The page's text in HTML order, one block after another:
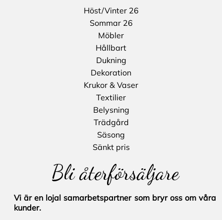
Höst/Vinter 26
Sommar 26
Möbler
Hållbart
Dukning
Dekoration
Krukor & Vaser
Textilier
Belysning
Trädgård
Säsong
Sänkt pris
Bli återförsäljare
Vi är en lojal samarbetspartner som bryr oss om våra
kunder.